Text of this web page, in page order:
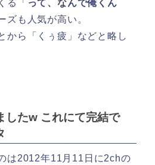
る「 って、なんで俺くん
ズも人気が高い。
から「くぅ疲」などと略し
したw これにて完結で
は2012年11月11日に2chの